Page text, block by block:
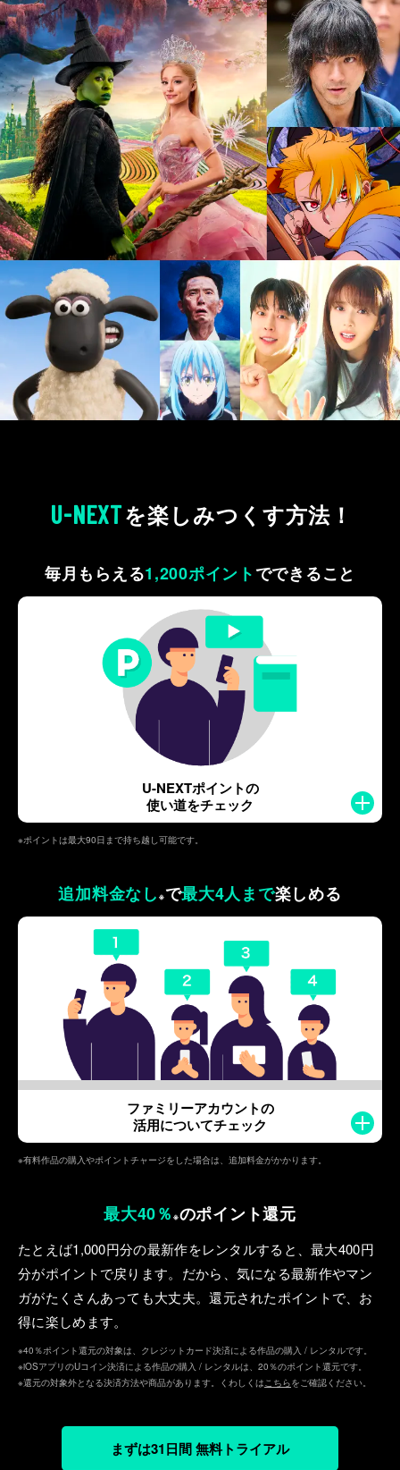
U-NEXTを楽しみつくす方法！
毎月もらえる1,200ポイントでできること
U-NEXTポイントの
使い道をチェック
※ポイントは最大90日まで持ち越し可能です。
追加料金なし ※で最大4人まで楽しめる
ファミリーアカウントの
活用についてチェック
※有料作品の購入やポイントチャージをした場合は、追加料金がかかります。
最大40％ ※のポイント還元
たとえば1,000円分の最新作をレンタルすると、最⼤400円
分がポイントで戻ります。だから、気になる最新作やマン
ガがたくさんあっても⼤丈夫。還元されたポイントで、お
得に楽しめます。
※40％ポイント還元の対象は、クレジットカード決済による作品の購入 / レンタルです。
※iOSアプリのUコイン決済による作品の購入 / レンタルは、20％のポイント還元です。
※還元の対象外となる決済方法や商品があります。くわしくはこちらをご確認ください。
まずは31日間 無料トライアル